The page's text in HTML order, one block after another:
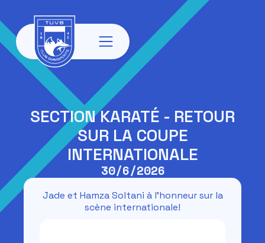
SECTION KARATÉ - RETOUR
SUR LA COUPE
INTERNATIONALE
30/6/2026
Jade et Hamza Soltani à l'honneur sur la
scène internationale!